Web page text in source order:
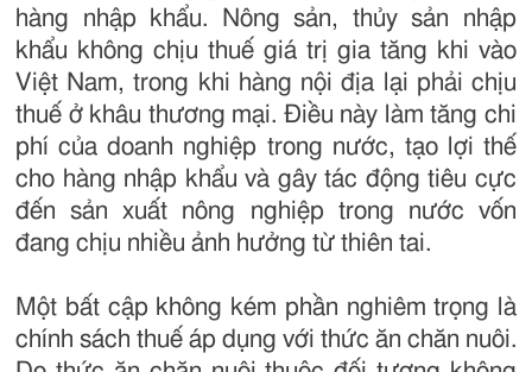
hàng nhập khẩu. Nông sản, thủy sản nhập
khẩu không chịu thuế giá trị gia tăng khi vào
Việt Nam, trong khi hàng nội địa lại phải chịu
thuế ở khâu thương mại. Điều này làm tăng chi
phí của doanh nghiệp trong nước, tạo lợi thế
cho hàng nhập khẩu và gây tác động tiêu cực
đến sản xuất nông nghiệp trong nước vốn
đang chịu nhiều ảnh hưởng từ thiên tai.
Một bất cập không kém phần nghiêm trọng là
chính sách thuế áp dụng với thức ăn chăn nuôi.